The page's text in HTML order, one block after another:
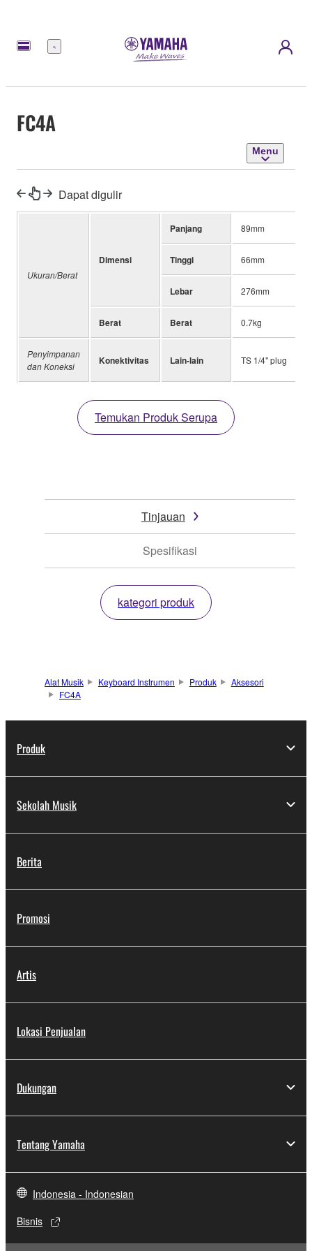
Menu
FC4A
Menu
Dapat digulir
Ukuran/Berat
Dimensi
Panjang 89mm
Tinggi 66mm
Lebar 276mm
Berat Berat 0.7kg
Penyimpanan
dan Koneksi
Konektivitas Lain-lain TS 1/4" plug
Temukan Produk Serupa
Tinjauan
Spesifikasi
kategori produk
Alat Musik Keyboard Instrumen Produk
Aksesori
FC4A
Produk
Sekolah Musik
Berita
Promosi
Artis
Lokasi Penjualan
Dukungan
Tentang Yamaha
Indonesia - Indonesian
Bisnis